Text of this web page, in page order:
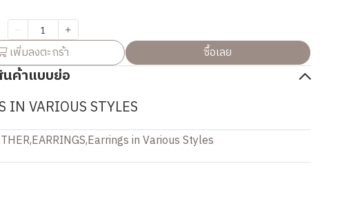
เพิ่มลงตะกร้า ซื้อเลย
ค้าแบบย่อ
IN VARIOUS STYLES
,EARRINGS,Earrings in Various Styles